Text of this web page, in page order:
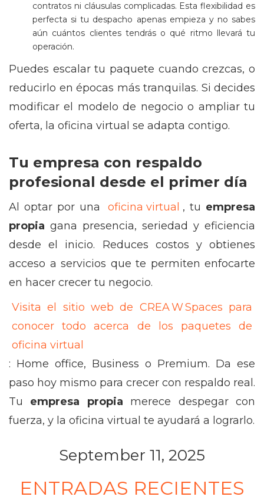
contratos ni cláusulas complicadas. Esta flexibilidad es
perfecta si tu despacho apenas empieza y no sabes
aún cuántos clientes tendrás o qué ritmo llevará tu
operación.
Puedes escalar tu paquete cuando crezcas, o
reducirlo en épocas más tranquilas. Si decides
modificar el modelo de negocio o ampliar tu
oferta, la oficina virtual se adapta contigo.
Tu empresa con respaldo
profesional desde el primer día
Al optar por una oficina virtual , tu empresa
propia gana presencia, seriedad y eficiencia
desde el inicio. Reduces costos y obtienes
acceso a servicios que te permiten enfocarte
en hacer crecer tu negocio.
Visita el sitio web de CREA W Spaces para
conocer todo acerca de los paquetes de
oficina virtual
: Home office, Business o Premium. Da ese
paso hoy mismo para crecer con respaldo real.
Tu empresa propia merece despegar con
fuerza, y la oficina virtual te ayudará a lograrlo.
September 11, 2025
ENTRADAS RECIENTES